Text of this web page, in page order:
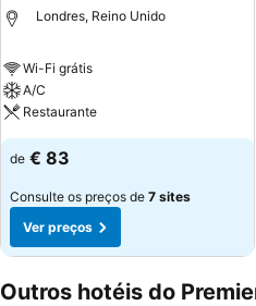
Londres, Reino Unido
Wi-Fi grátis
A/C
Restaurante
de € 83
Consulte os preços de 7 sites
Ver preços
Outros hotéis do